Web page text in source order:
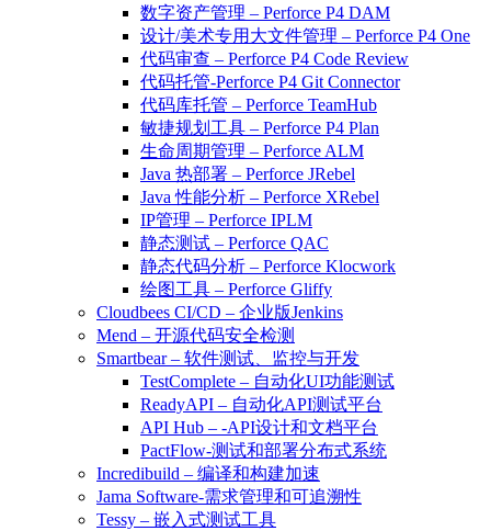
数字资产管理 – Perforce P4 DAM
设计/美术专用大文件管理 – Perforce P4 One
代码审查 – Perforce P4 Code Review
代码托管-Perforce P4 Git Connector
代码库托管 – Perforce TeamHub
敏捷规划工具 – Perforce P4 Plan
生命周期管理 – Perforce ALM
Java 热部署 – Perforce JRebel
Java 性能分析 – Perforce XRebel
IP管理 – Perforce IPLM
静态测试 – Perforce QAC
静态代码分析 – Perforce Klocwork
绘图工具 – Perforce Gliffy
Cloudbees CI/CD – 企业版Jenkins
Mend – 开源代码安全检测
Smartbear – 软件测试、监控与开发
TestComplete – 自动化UI功能测试
ReadyAPI – 自动化API测试平台
API Hub – -API设计和文档平台
PactFlow-测试和部署分布式系统
Incredibuild – 编译和构建加速
Jama Software-需求管理和可追溯性
Tessy – 嵌入式测试工具